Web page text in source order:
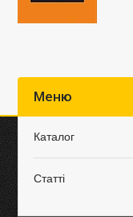
Каталог
Статті